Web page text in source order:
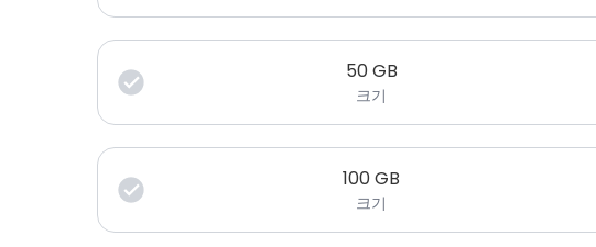
50GB
크기
100GB
크기